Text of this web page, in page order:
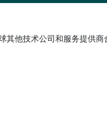
他技术公司和服务提供商